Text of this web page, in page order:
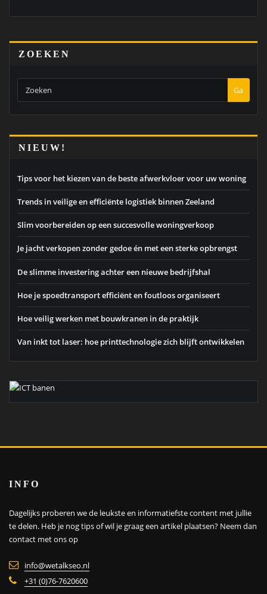
ZOEKEN
Ga
NIEUW!
Tips voor het kiezen van de beste afwerkvloer voor uw woning
Trends in veilige en efficiënte logistiek binnen Zeeland
Slim voorbereiden op een succesvolle woningverkoop
Je jacht verkopen zonder gedoe én met een sterke opbrengst
De slimme investering achter een nieuwe bedrijfshal
Hoe je spoedtransport efficiënt en foutloos organiseert
Hoe veilig werken met bouwkranen in de praktijk
Van inkt tot laser: hoe printtechnologie zich blijft ontwikkelen
INFO
Dagelijks proberen we de leukste en informatiefste content met jullie
te delen. Heb je nog tips of wil je graag een artikel plaatsen? Neem dan
contact met ons op
info@wetalkseo.nl
+31 (0)76-7620600